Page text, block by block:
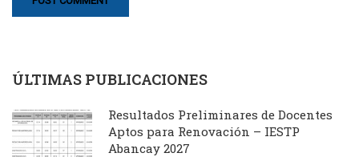
ÚLTIMAS PUBLICACIONES
Resultados Preliminares de Docentes
Aptos para Renovación – IESTP
Abancay 2027